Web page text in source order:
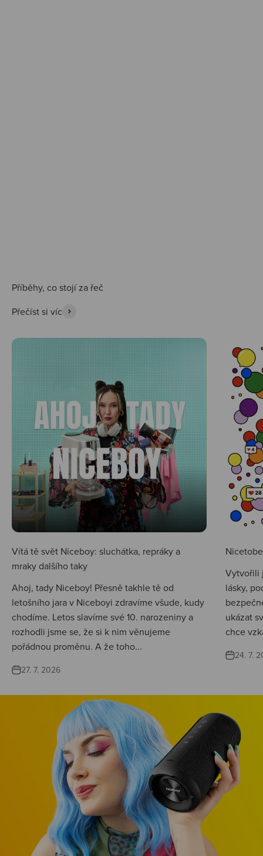
Přečíst si víc
Vítá tě svět Niceboy: sluchátka, repráky a
mraky dalšího taky
Ahoj, tady Niceboy! Přesně takhle tě od
letošního jara v Niceboyi zdravíme všude, kudy
chodíme. Letos slavíme své 10. narozeniny a
rozhodli jsme se, že si k nim věnujeme
pořádnou proměnu. A že toho...
27. 7. 2026
Vytvořili
lásky,
ukázat
chce
24. 7.